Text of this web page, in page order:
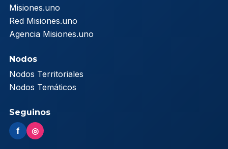
Misiones.uno
Red Misiones.uno
Agencia Misiones.uno
Nodos
Nodos Territoriales
Nodos Temáticos
Seguinos
f ◎